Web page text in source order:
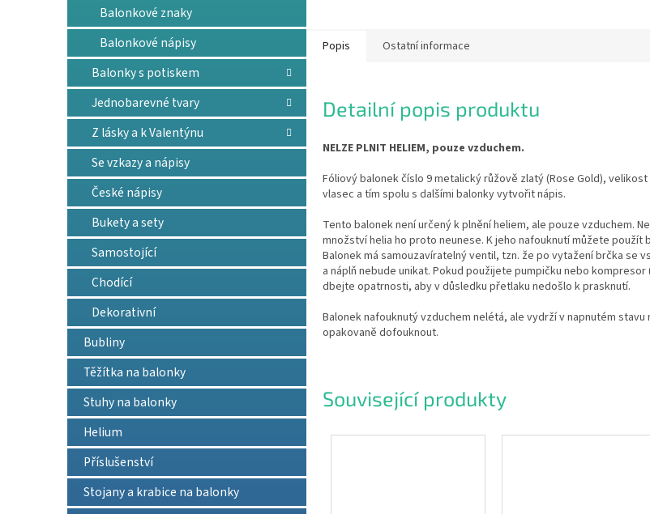
Balonkové znaky
Balonkové nápisy
Balonky s potiskem
Jednobarevné tvary
Z lásky a k Valentýnu
Se vzkazy a nápisy
České nápisy
Bukety a sety
Samostojící
Chodící
Dekorativní
Bubliny
Těžítka na balonky
Stuhy na balonky
Helium
Příslušenství
Stojany a krabice na balonky
Související produkty
Popis Ostatní informace
Detailní popis produktu
NELZE PLNIT HELIEM, pouze vzduchem.
Fóliový balonek číslo 9 metalický růžově zlatý (Rose Gold), velikost
vlasec a tím spolu s dalšími balonky vytvořit nápis.
Tento balonek není určený k plnění heliem, ale pouze vzduchem.
množství helia ho proto neunese. K jeho nafouknutí můžete použít
Balonek má samouzavíratelný ventil, tzn. že po vytažení brčka se
a náplň nebude unikat. Pokud použijete pumpičku nebo kompresor
dbejte opatrnosti, aby v důsledku přetlaku nedošlo k prasknutí.
Balonek nafouknutý vzduchem nelétá, ale vydrží v napnutém stavu
opakovaně dofouknout.